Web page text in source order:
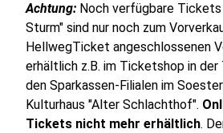
Achtung: Noch verfügbare Tickets
Sturm" sind nur noch zum
HellwegTicket angeschlossenen
erhältlich z.B. im Ticketshop in der
den Sparkassen-Filialen im
Kulturhaus "Alter Schlachthof".
Tickets nicht mehr erhältlich.